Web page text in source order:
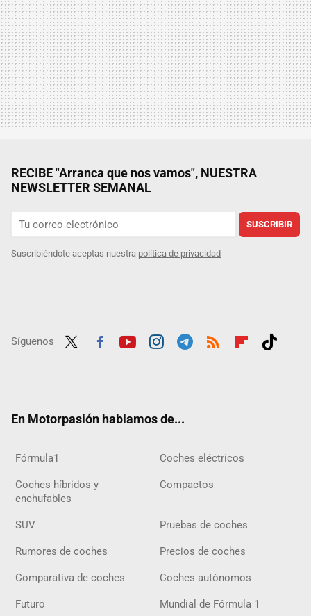
RECIBE "Arranca que nos vamos", NUESTRA
NEWSLETTER SEMANAL
SUSCRIBIR
Suscribiéndote aceptas nuestra política de privacidad
Síguenos
En Motorpasión hablamos de...
Fórmula1 Coches eléctricos
Coches híbridos y
enchufables
Compactos
SUV Pruebas de coches
Rumores de coches Precios de coches
Comparativa de coches Coches autónomos
Futuro Mundial de Fórmula 1